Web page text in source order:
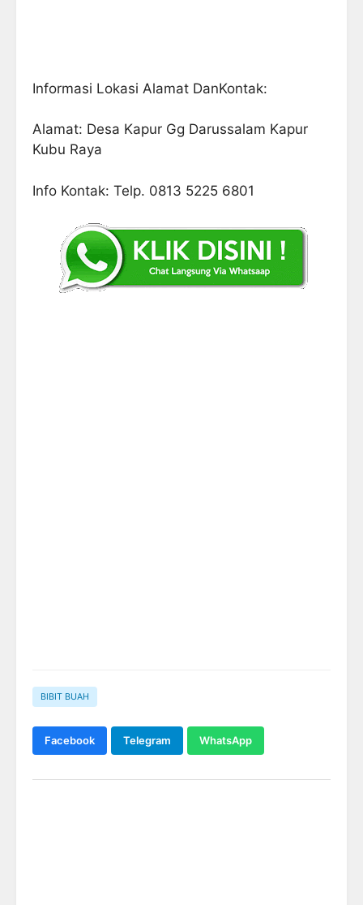
Informasi Lokasi Alamat DanKontak:
Alamat: Desa Kapur Gg Darussalam Kapur
Kubu Raya
Info Kontak: Telp. 0813 5225 6801
BIBIT BUAH
Facebook Telegram WhatsApp